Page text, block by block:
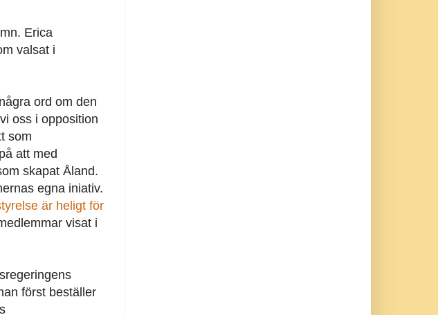
Erica
valsat i
ord om den
oss i opposition
som
att med
skapat Åland.
egna iniativ.
är heligt för
visat i
först beställer